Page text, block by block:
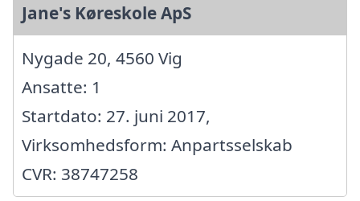
Jane's Køreskole ApS
Nygade 20, 4560 Vig
Ansatte: 1
Startdato: 27. juni 2017,
Virksomhedsform: Anpartsselskab
CVR: 38747258